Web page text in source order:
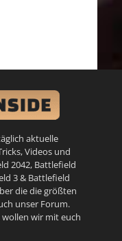
aktuelle
Videos und
2042, Battlefield
3& Battlefield
die die größten
unser Forum.
wir mit euch